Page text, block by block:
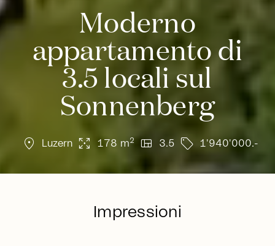
Moderno
appartamento di
3.5 locali sul
Sonnenberg
location_on Luzern arrows_output 178 m2 view_quilt 3.5 sell 1'940'000.-
Impressioni